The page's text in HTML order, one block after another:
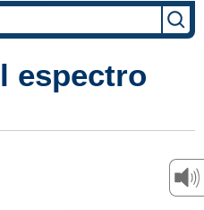
espectro